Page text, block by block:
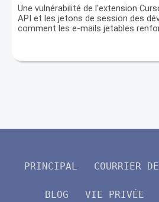
Une vulnérabilité de l'extension
API et les jetons de session des
comment les e-mails jetables
PRINCIPAL COURRIER
BLOG VIE PRIVÉE